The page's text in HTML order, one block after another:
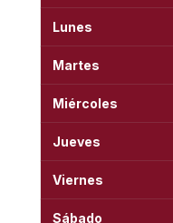
Lunes
Martes
Miércoles
Jueves
Viernes
Sábado